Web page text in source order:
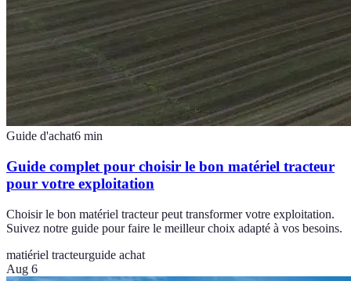
Guide d'achat6 min
Guide complet pour choisir le bon matériel tracteur
pour votre exploitation
Choisir le bon matériel tracteur peut transformer votre exploitation.
Suivez notre guide pour faire le meilleur choix adapté à vos besoins.
matiériel tracteurguide achat
Aug 6